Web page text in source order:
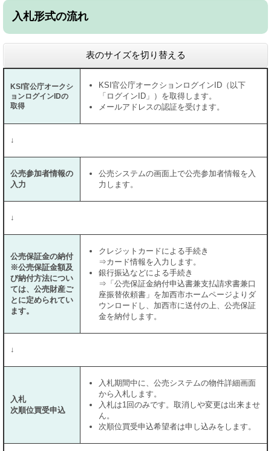
入札形式の流れ
表のサイズを切り替える
KSI官公庁オークシ
ョンログインIDの
取得
KSI官公庁オークションログインID（以下
「ログインID」）を取得します。
メールアドレスの認証を受けます。
↓
公売参加者情報の
入力
公売システムの画面上で公売参加者情報を入
力します。
↓
公売保証金の納付
※公売保証金額及
び納付方法につい
ては、公売財産ご
とに定められてい
ます。
クレジットカードによる手続き
⇒カード情報を入力します。
銀行振込などによる手続き
⇒「公売保証金納付申込書兼支払請求書兼口
座振替依頼書」を加西市ホームページよりダ
ウンロードし、加西市に送付の上、公売保証
金を納付します。
↓
入札
次順位買受申込
入札期間中に、公売システムの物件詳細画面
から入札します。
入札は1回のみです。取消しや変更は出来ませ
ん。
次順位買受申込希望者は申し込みをします。